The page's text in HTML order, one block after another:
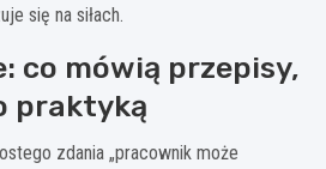
się na siłach.
co mówią przepisy,
praktyką
zdania „pracownik może